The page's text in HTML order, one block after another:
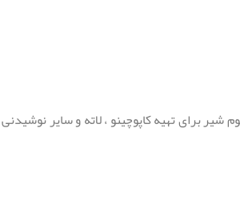
برای تهیه کاپوچینو ، لاته و سایر